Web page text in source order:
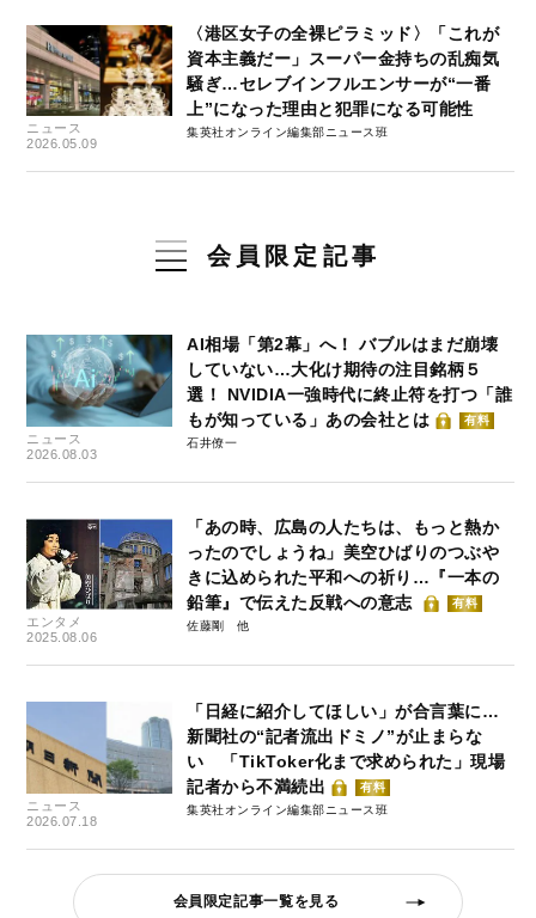
ニュース
2026.05.09
〈港区女子の全裸ピラミッド〉「これが
資本主義だー」スーパー金持ちの乱痴気
騒ぎ…セレブインフルエンサーが“一番
上”になった理由と犯罪になる可能性
集英社オンライン編集部ニュース班
会員限定記事
ニュース
2026.08.03
AI相場「第2幕」へ！ バブルはまだ崩壊
していない…大化け期待の注目銘柄５
選！ NVIDIA一強時代に終止符を打つ「誰
もが知っている」あの会社とは
有料
石井僚一
エンタメ
2025.08.06
「あの時、広島の人たちは、もっと熱か
ったのでしょうね」美空ひばりのつぶや
きに込められた平和への祈り…『一本の
鉛筆』で伝えた反戦への意志
有料
佐藤剛
ニュース
2026.07.18
「日経に紹介してほしい」が合言葉に…
新聞社の“記者流出ドミノ”が止まらな
い 「TikToker化まで求められた」現場
記者から不満続出
有料
集英社オンライン編集部ニュース班
会員限定記事一覧を見る